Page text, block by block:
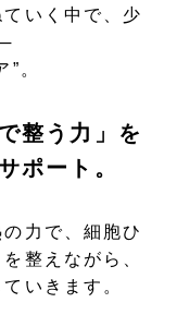
いく中で、少
。
整う力」を
ポート。
力で、細胞ひ
整えながら、
いきます。